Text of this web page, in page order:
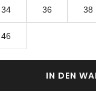
34 36 38
46
IN DEN